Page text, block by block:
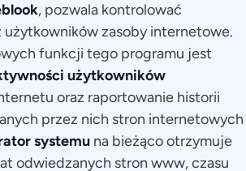
, pozwala kontrolować
zasoby internetowe.
funkcji tego programu jest
użytkowników
oraz raportowanie historii
przez nich stron internetowych
systemu na bieżąco otrzymuje
odwiedzanych stron www, czasu